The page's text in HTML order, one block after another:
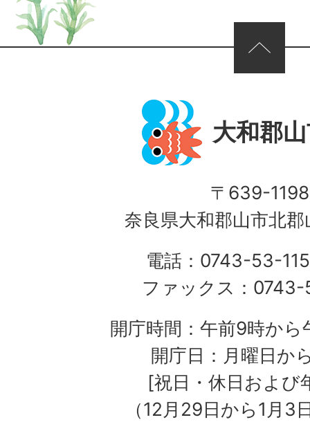
ページの先頭へ
大和郡
〒639-1198
奈良県大和郡山市北
電話：0743-53-
ファックス：
開庁時間：午前9時か
開庁日：月曜日か
[祝日・休日および
（12月29日から1月3